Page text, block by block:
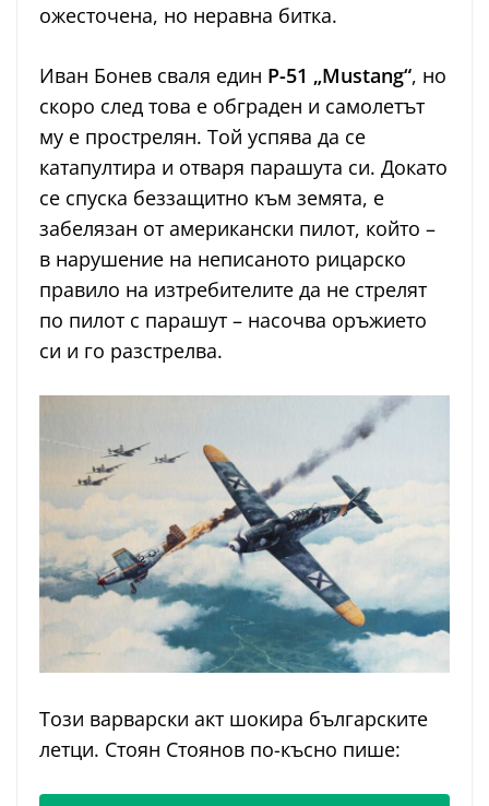
ожесточена, но неравна битка.
Иван Бонев сваля един P-51 „Mustang“, но
скоро след това е обграден и самолетът
му е прострелян. Той успява да се
катапултира и отваря парашута си. Докато
се спуска беззащитно към земята, е
забелязан от американски пилот, който –
в нарушение на неписаното рицарско
правило на изтребителите да не стрелят
по пилот с парашут – насочва оръжието
си и го разстрелва.
Този варварски акт шокира българските
летци. Стоян Стоянов по-късно пише: